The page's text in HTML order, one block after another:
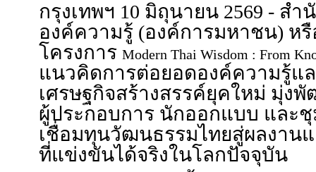
กรุงเทพฯ 10 มิถุนายน 2569 - ส
องค์ความรู้ (องค์การมหาชน) ห
โครงการ Modern Thai Wisdom : From
แนวคิดการต่อยอดองค์ความรู้
เศรษฐกิจสร้างสรรค์ยุคใหม่ มุ่ง
ผู้ประกอบการ นักออกแบบ และ
เชื่อมทุนวัฒนธรรมไทยสู่ผลงาน
ที่แข่งขันได้จริงในโลกปัจจุบัน